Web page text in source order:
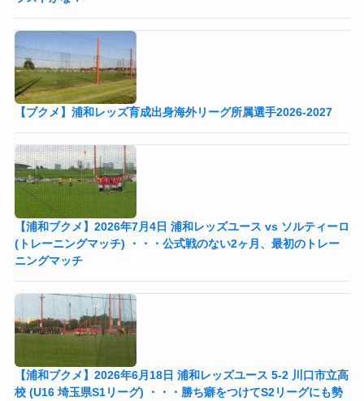
【ブクメ】浦和レッズ育成出身海外リーグ所属選手2026-2027
【浦和ブクメ】2026年7月4日 浦和レッズユース vs ソルティーロ
(トレーニングマッチ) ・・・公式戦のない2ヶ月、最初のトレー
ニングマッチ
【浦和ブクメ】2026年6月18日 浦和レッズユース 5-2 川口市立高
校 (U16 埼玉県S1リーグ) ・・・勝ち癖をつけてS2リーグにも勢